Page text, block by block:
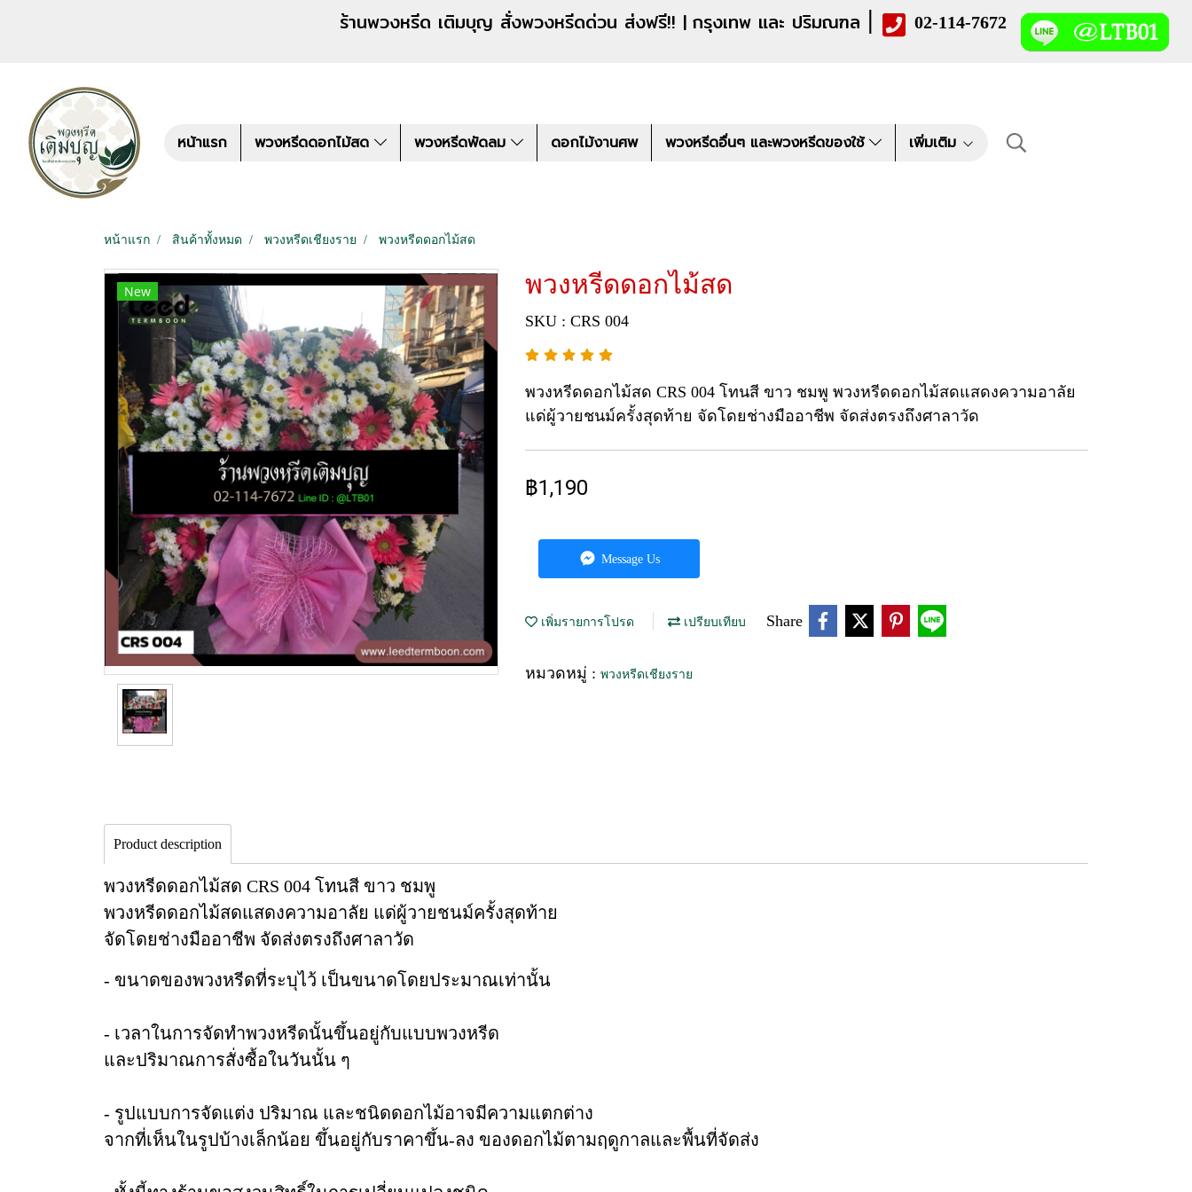
ร้านพวงหรีด เติมบุญ สั่งพวงหรีดด่วน ส่งฟรี!! | กรุงเทพ และ ปริมณฑล | 02-114-7672
หน้าแรก พวงหรีดดอกไม้สด พวงหรีดพัดลม ดอกไม้งานศพ พวงหรีดอื่นๆ และพวงหรีดของใช้ เพิ่มเติม
หน้าแรก สินค้าทั้งหมด พวงหรีดเชียงราย พวงหรีดดอกไม้สด
New พวงหรีดดอกไม้สด
SKU : CRS 004
พวงหรีดดอกไม้สด CRS 004 โทนสี ขาว ชมพู พวงหรีดดอกไม้สดแสดงความอาลัย
แด่ผู้วายชนม์ครั้งสุดท้าย จัดโดยช่างมืออาชีพ จัดส่งตรงถึงศาลาวัด
฿1,190
Message Us
เพิ่มรายการโปรด เปรียบเทียบ Share
หมวดหมู่ : พวงหรีดเชียงราย
Product description
พวงหรีดดอกไม้สด CRS 004 โทนสี ขาว ชมพู
พวงหรีดดอกไม้สดแสดงความอาลัย แด่ผู้วายชนม์ครั้งสุดท้าย
จัดโดยช่างมืออาชีพ จัดส่งตรงถึงศาลาวัด
- ขนาดของพวงหรีดที่ระบุไว้ เป็นขนาดโดยประมาณเท่านั้น
- เวลาในการจัดทำพวงหรีดนั้นขึ้นอยู่กับแบบพวงหรีด
และปริมาณการสั่งซื้อในวันนั้น ๆ
- รูปแบบการจัดแต่ง ปริมาณ และชนิดดอกไม้อาจมีความแตกต่าง
จากที่เห็นในรูปบ้างเล็กน้อย ขึ้นอยู่กับราคาขึ้น-ลง ของดอกไม้ตามฤดูกาลและพื้นที่จัดส่ง